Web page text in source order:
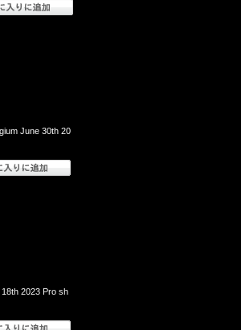
June 30th 20
2023 Pro sh